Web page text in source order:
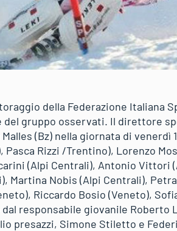
della Federazione Italiana
gruppo osservati. Il direttore
Malles (Bz) nella giornata di
Pasca Rizzi /Trentino), Lorenzo
(Alpi Centrali), Antonio Vittori
Martina Nobis (Alpi Centrali),
Riccardo Bosio (Veneto),
responsabile giovanile
presazzi, Simone Stiletto e